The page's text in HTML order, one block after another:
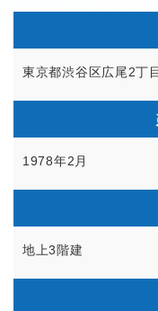
東京都渋谷区広尾2丁
1978年2月
地上3階建